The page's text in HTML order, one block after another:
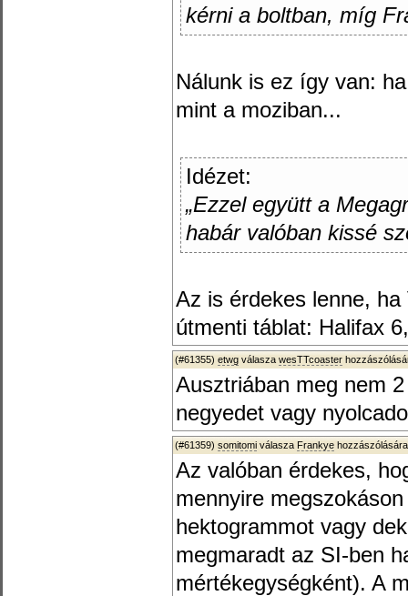
kérni a boltban, míg
Nálunk is ez így van:
mint a moziban...
Idézet:
„Ezzel együtt a
habár valóban kissé
Az is érdekes lenne,
útmenti táblat: Halifax
(#61355) etwg válasza wesTTcoaster
Ausztriában meg nem
negyedet vagy
(#61359) somitomi válasza Frankye
Az valóban érdekes,
mennyire
hektogrammot vagy
megmaradt az SI-ben
mértékegységként). A